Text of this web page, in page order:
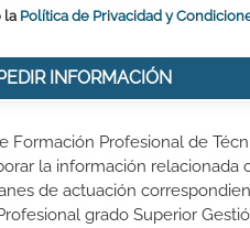
la Política de Privacidad y
PEDIR INFORMACIÓN
Formación Profesional de
la información relacionada
de actuación
grado Superior